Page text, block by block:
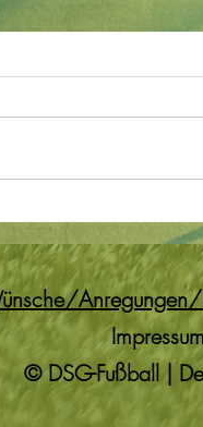
DSG
2026 ⚽
Impressum
© DSG-Fußball |
Anregungen/